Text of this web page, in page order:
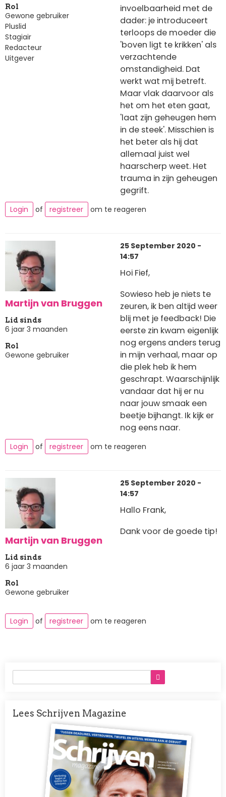
Rol
Gewone gebruiker
Pluslid
Stagiair
Redacteur
Uitgever
invoelbaarheid met de
dader: je introduceert
terloops de moeder die
'boven ligt te krikken' als
verzachtende
omstandigheid. Dat
werkt wat mij betreft.
Maar vlak daarvoor als
het om het eten gaat,
'laat zijn geheugen hem
in de steek'. Misschien is
het beter als hij dat
allemaal juist wel
haarscherp weet. Het
trauma in zijn geheugen
gegrift.
Login of registreer om te reageren
Martijn van Bruggen
Lid sinds
6 jaar 3 maanden
Rol
Gewone gebruiker
25 September 2020 -
14:57
Hoi Fief,
Sowieso heb je niets te
zeuren, ik ben altijd weer
blij met je feedback! Die
eerste zin kwam eigenlijk
nog ergens anders terug
in mijn verhaal, maar op
die plek heb ik hem
geschrapt. Waarschijnlijk
vandaar dat hij er nu
naar jouw smaak een
beetje bijhangt. Ik kijk er
nog eens naar.
Login of registreer om te reageren
Martijn van Bruggen
Lid sinds
6 jaar 3 maanden
Rol
Gewone gebruiker
25 September 2020 -
14:57
Hallo Frank,
Dank voor de goede tip!
Login of registreer om te reageren
Lees Schrijven Magazine
Afbeelding